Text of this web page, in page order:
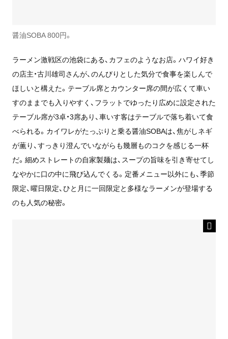
醤油SOBA 800円。
ラーメン激戦区の池袋にある、カフェのようなお店。ハワイ好き
の店主・古川雄司さんが、のんびりとした気分で食事を楽しんで
ほしいと構えた。テーブル席とカウンター席の間が広くて車い
すのままでも入りやすく、フラットでゆったり広めに設定された
テーブル席が3卓・3席あり、車いす客はテーブルで落ち着いて食
べられる。カイワレがたっぷりと乗る醤油SOBAは、焦がしネギ
が薫り、すっきり澄んでいながらも幾層ものコクを感じる一杯
だ。細めストレートの自家製麺は、スープの旨味を引き寄せてし
なやかに口の中に飛び込んでくる。定番メニュー以外にも、季節
限定、曜日限定、ひと月に一回限定と多様なラーメンが登場する
のも人気の秘密。